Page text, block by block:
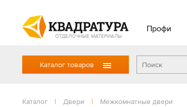
ОТДЕЛОЧНЫЕ МАТЕРИАЛЫ
Профи
Каталог товаров
Каталог | Двери | Межкомнатные двери